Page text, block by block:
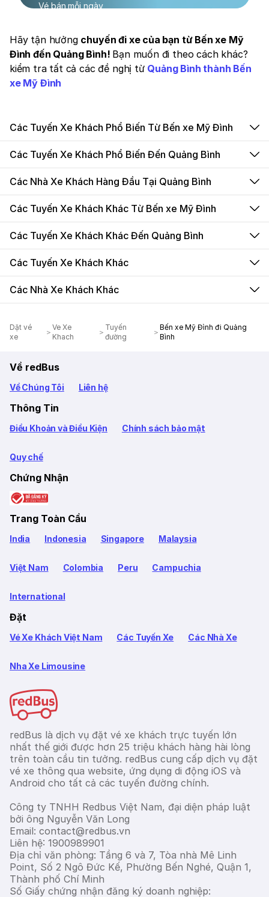
Vé bán mỗi ngày
Hãy tận hưởng chuyến đi xe của bạn từ Bến xe Mỹ
Đình đến Quảng Bình! Bạn muốn đi theo cách khác?
kiểm tra tất cả các đề nghị từ Quảng Bình thành Bến
xe Mỹ Đình
Các Tuyến Xe Khách Phổ Biến Từ Bến xe Mỹ Đình
Các Tuyến Xe Khách Phổ Biến Đến Quảng Bình
Các Nhà Xe Khách Hàng Đầu Tại Quảng Bình
Các Tuyến Xe Khách Khác Từ Bến xe Mỹ Đình
Các Tuyến Xe Khách Khác Đến Quảng Bình
Các Tuyến Xe Khách Khác
Các Nhà Xe Khách Khác
Dặt vé
xe
Ve Xe
Khach
Tuyến
đường
Bến xe Mỹ Đình đi Quảng
Bình
Về redBus
Về Chúng Tôi Liên hệ
Thông Tin
Điều Khoản và Điều Kiện Chính sách bảo mật
Quy chế
Chứng Nhận
Trang Toàn Cầu
India Indonesia Singapore Malaysia
Việt Nam Colombia Peru Campuchia
International
Đặt
Vé Xe Khách Việt Nam Các Tuyến Xe Các Nhà Xe
Nha Xe Limousine
redBus là dịch vụ đặt vé xe khách trực tuyến lớn
nhất thế giới được hơn 25 triệu khách hàng hài lòng
trên toàn cầu tin tưởng. redBus cung cấp dịch vụ đặt
vé xe thông qua website, ứng dụng di động iOS và
Android cho tất cả các tuyến đường chính.
Công ty TNHH Redbus Việt Nam, đại diện pháp luật
bởi ông Nguyễn Văn Long
Email: contact@redbus.vn
Liên hệ: 1900989901
Địa chỉ văn phòng: Tầng 6 và 7, Tòa nhà Mê Linh
Point, Số 2 Ngô Đức Kế, Phường Bến Nghé, Quận 1,
Thành phố Chí Minh
Số Giấy chứng nhận đăng ký doanh nghiệp: